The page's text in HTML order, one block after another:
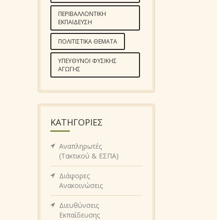
ΠΕΡΙΒΑΛΛΟΝΤΙΚΉ
ΕΚΠΑΊΔΕΥΣΗ
ΠΟΛΙΤΙΣΤΙΚΆ ΘΈΜΑΤΑ
ΥΠΕΎΘΥΝΟΙ ΦΥΣΙΚΉΣ
ΑΓΩΓΉΣ
KΑΤΗΓΟΡΊΕΣ
Αναπληρωτές
(Τακτικού & ΕΣΠΑ)
Διάφορες
Ανακοινώσεις
Διευθύνσεις
Εκπαίδευσης